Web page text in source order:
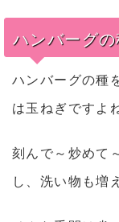
ハンバーグ
ハンバーグの種
は玉ねぎですよ
刻んで～炒めて
し、洗い物も増